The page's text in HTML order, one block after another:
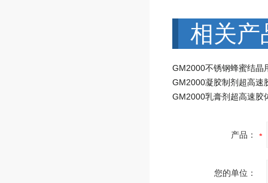
相关产
GM2000凝胶制剂超高速
GM2000乳膏剂超高速胶
产品：
您的单位：